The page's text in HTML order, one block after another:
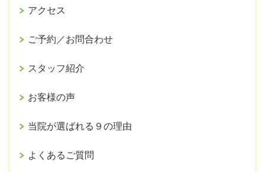
アクセス
ご予約／お問合わせ
スタッフ紹介
お客様の声
当院が選ばれる９の理由
よくあるご質問